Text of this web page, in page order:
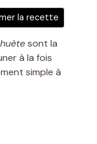
la recette
sont la
à la fois
simple à